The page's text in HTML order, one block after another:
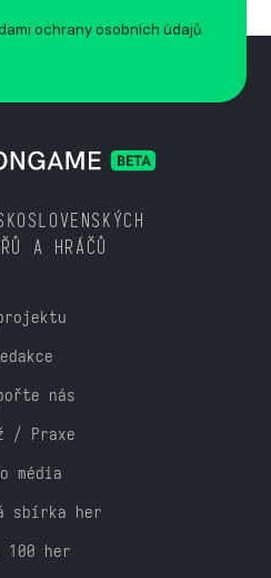
ochrany osobních údajů
A HRÁČŮ
nás
/ Praxe
média
sbírka her
100 her